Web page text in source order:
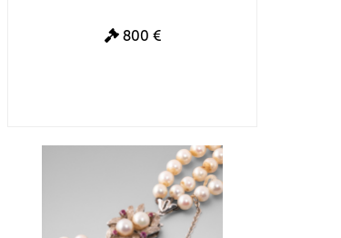
800 €